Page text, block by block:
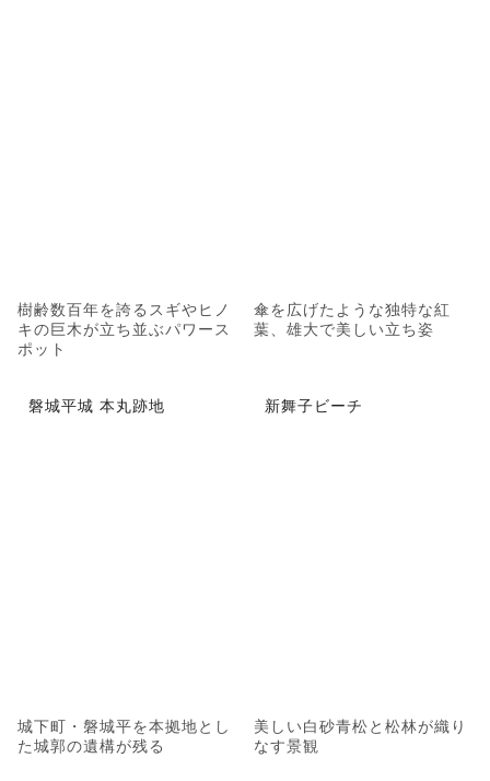
樹齢数百年を誇るスギやヒノ
キの巨木が立ち並ぶパワース
ポット
傘を広げたような独特な紅
葉、雄大で美しい立ち姿
磐城平城 本丸跡地
城下町・磐城平を本拠地とし
た城郭の遺構が残る
新舞子ビーチ
美しい白砂青松と松林が織り
なす景観